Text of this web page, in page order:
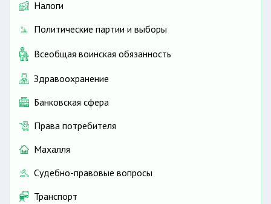
Налоги
Политические партии и выборы
Всеобщая воинская обязанность
Здравоохранение
Банковская сфера
Права потребителя
Махалля
Судебно-правовые вопросы
Транспорт